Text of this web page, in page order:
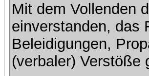
Mit dem Vollenden
einverstanden, das
Beleidigungen,
(verbaler) Verstöße